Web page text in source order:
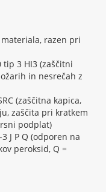
razen pri
tip 3 HI3 (zaščitni
in nesrečah z
(zaščitna kapica,
zaščita pri kratkem
podplat)
J P Q (odporen na
peroksid, Q =